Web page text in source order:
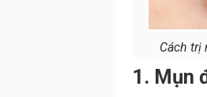
Cách trị
1. Mụn